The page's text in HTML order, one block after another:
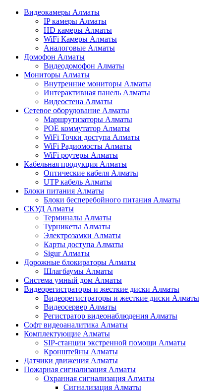
Видеокамеры Алматы
IP камеры Алматы
HD камеры Алматы
WiFi Камеры Алматы
Аналоговые Алматы
Домофон Алматы
Видеодомофон Алматы
Мониторы Алматы
Внутренние мониторы Алматы
Интерактивная панель Алматы
Видеостена Алматы
Сетевое оборудование Алматы
Маршрутизаторы Алматы
POE коммутатор Алматы
WiFi Точки доступа Алматы
WiFi Радиомосты Алматы
WiFi роутеры Алматы
Кабельная продукция Алматы
Оптические кабеля Алматы
UTP кабель Алматы
Блоки питания Алматы
Блоки бесперебойного питания Алматы
СКУД Алматы
Терминалы Алматы
Турникеты Алматы
Электрозамки Алматы
Карты доступа Алматы
Sigur Алматы
Дорожные блокираторы Алматы
Шлагбаумы Алматы
Система умный дом Алматы
Видеорегистраторы и жесткие диски Алматы
Видеорегистраторы и жесткие диски Алматы
Видеосервер Алматы
Регистратор видеонаблюдения Алматы
Софт видеоаналитика Алматы
Комплектующие Алматы
SIP-станции экстренной помощи Алматы
Кронштейны Алматы
Датчики движения Алматы
Пожарная сигнализация Алматы
Охранная сигнализация Алматы
Сигнализация Алматы